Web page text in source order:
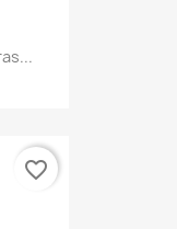
favorite_border